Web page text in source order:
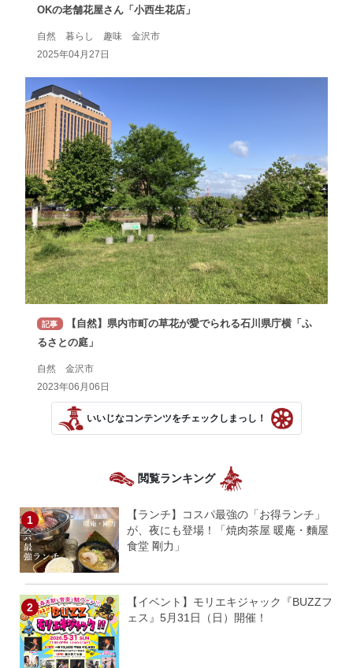
OKの老舗花屋さん「小西生花店」
自然 暮らし 趣味 金沢市
2025年04月27日
記事
【自然】県内市町の草花が愛でられる石川県庁横「ふ
るさとの庭」
自然 金沢市
2023年06月06日
いいじなコンテンツをチェックしまっし！
閲覧ランキング
【ランチ】コスパ最強の「お得ランチ」
が、夜にも登場！「焼肉茶屋 暖庵・麵屋
食堂 剛力」
【イベント】モリエキジャック『BUZZフ
ェス』5月31日（日）開催！